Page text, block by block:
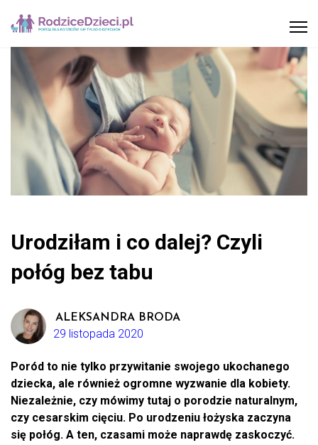
Urodziłam i co dalej? Czyli
połóg bez tabu
ALEKSANDRA BRODA
29 listopada 2020
Poród to nie tylko przywitanie swojego ukochanego
dziecka, ale również ogromne wyzwanie dla kobiety.
Niezależnie, czy mówimy tutaj o porodzie naturalnym,
czy cesarskim cięciu. Po urodzeniu łożyska zaczyna
się połóg. A ten, czasami może naprawdę zaskoczyć.